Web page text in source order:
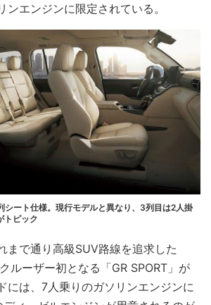
ンエンジンに限定されている。
シート仕様。現行モデルと異なり、3列目は2人掛
トピック
まで通り高級SUV路線を追求した
ルーザー初となる「GR SPORT」が
には、7人乗りのガソリンエンジンに